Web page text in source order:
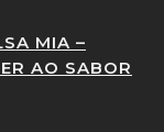
MIA –
AO SABOR